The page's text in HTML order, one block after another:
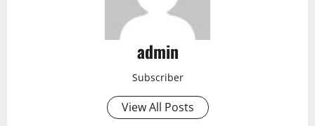
admin
Subscriber
View All Posts